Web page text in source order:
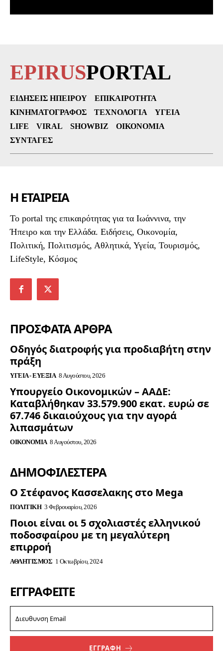
EPIRUSPORTAL
ΕΙΔΉΣΕΙΣ ΗΠΕΊΡΟΥ
ΕΠΙΚΑΙΡΌΤΗΤΑ
ΚΙΝΗΜΑΤΟΓΡΆΦΟΣ
ΤΕΧΝΟΛΟΓΊΑ
ΥΓΕΊΑ
LIFE
VIRAL SHOWBIZ
ΟΙΚΟΝΟΜΊΑ
ΣΥΝΤΑΓΈΣ
Η ΕΤΑΙΡΕΙΑ
To portal της επικαιρότητας για τα Ιωάννινα, την
Ήπειρο και την Ελλάδα. Ειδήσεις, Οικονομία,
Πολιτική, Πολιτισμός, Αθλητικά, Υγεία, Τουρισμός,
LifeStyle, Κόσμος
ΠΡΟΣΦΑΤΑ ΑΡΘΡΑ
Οδηγός διατροφής για προδιαβήτη στην
πράξη
ΥΓΕΊΑ - ΕΥΕΞΊΑ 8 Αυγούστου, 2026
Υπουργείο Οικονομικών – ΑΑΔΕ:
Καταβλήθηκαν 33.579.900 εκατ. ευρώ σε
67.746 δικαιούχους για την αγορά
λιπασμάτων
ΟΙΚΟΝΟΜΊΑ 8 Αυγούστου, 2026
ΔΗΜΟΦΙΛΈΣΤΕΡΑ
Ο Στέφανος Κασσελακης στο Mega
ΠΟΛΙΤΙΚΉ 3 Φεβρουαρίου, 2026
Ποιοι είναι οι 5 σχολιαστές ελληνικού
ποδοσφαίρου με τη μεγαλύτερη
επιρροή
ΑΘΛΗΤΙΣΜΌΣ 1 Οκτωβρίου, 2024
ΕΓΓΡΑΦΕΊΤΕ
ΕΓΓΡΑΦΗ